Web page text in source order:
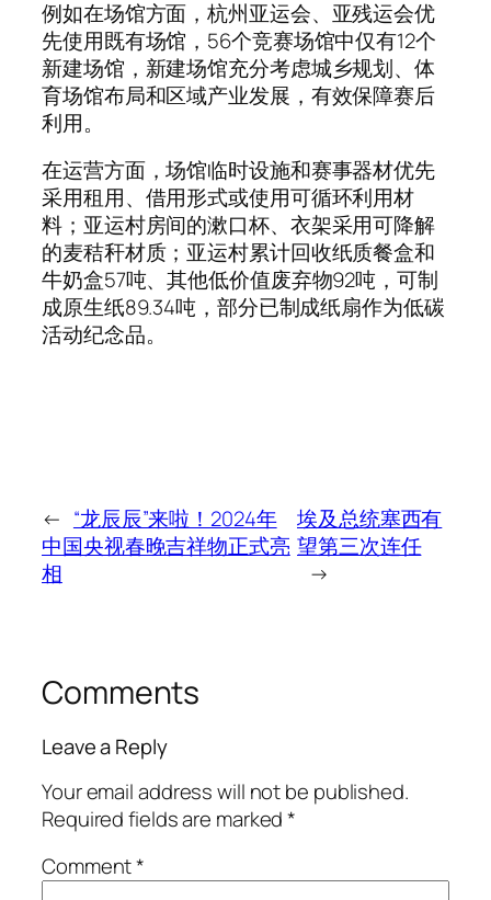
例如在场馆方面，杭州亚运会、亚残运会优
先使用既有场馆，56个竞赛场馆中仅有12个
新建场馆，新建场馆充分考虑城乡规划、体
育场馆布局和区域产业发展，有效保障赛后
利用。
在运营方面，场馆临时设施和赛事器材优先
采用租用、借用形式或使用可循环利用材
料；亚运村房间的漱口杯、衣架采用可降解
的麦秸秆材质；亚运村累计回收纸质餐盒和
牛奶盒57吨、其他低价值废弃物92吨，可制
成原生纸89.34吨，部分已制成纸扇作为低碳
活动纪念品。
← “龙辰辰”来啦！2024年
中国央视春晚吉祥物正式亮
相
埃及总统塞西有
望第三次连任
→
Comments
Leave a Reply
Your email address will not be published.
Required fields are marked*
Comment*